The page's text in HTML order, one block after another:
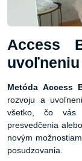
Access
uvoľneniu
Metóda Access
rozvoju a
všetko, čo vás
presvedčenia
novým
posudzovania.